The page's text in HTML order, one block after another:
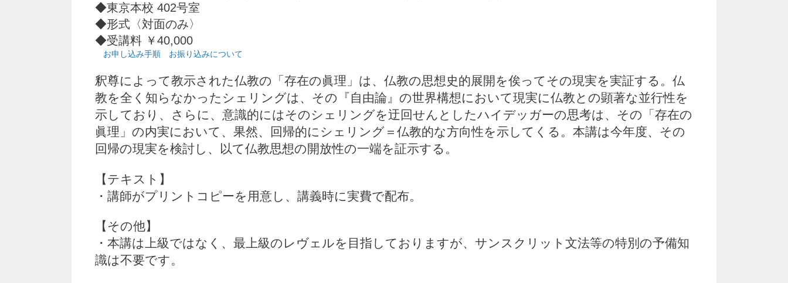
◆東京本校 402号室
◆形式〈対面のみ〉
◆受講料 ￥40,000
お申し込み手順 お振り込みについて
釈尊によって教示された仏教の「存在の眞理」は、仏教の思想史的展開を俟ってその現実を実証する。仏
教を全く知らなかったシェリングは、その『自由論』の世界構想において現実に仏教との顕著な並行性を
示しており、さらに、意識的にはそのシェリングを迂回せんとしたハイデッガーの思考は、その「存在の
眞理」の内実において、果然、回帰的にシェリング＝仏教的な方向性を示してくる。本講は今年度、その
回帰の現実を検討し、以て仏教思想の開放性の一端を証示する。
【テキスト】
・講師がプリントコピーを用意し、講義時に実費で配布。
【その他】
・本講は上級ではなく、最上級のレヴェルを目指しておりますが、サンスクリット文法等の特別の予備知
識は不要です。